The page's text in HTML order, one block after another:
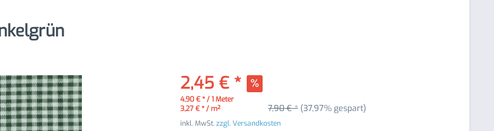
2,45 € *
4,90 € * / 1 Meter
3,27 € * / m²
7,90 € * (37,97% gespart)
inkl. MwSt.zzgl. Versandkosten